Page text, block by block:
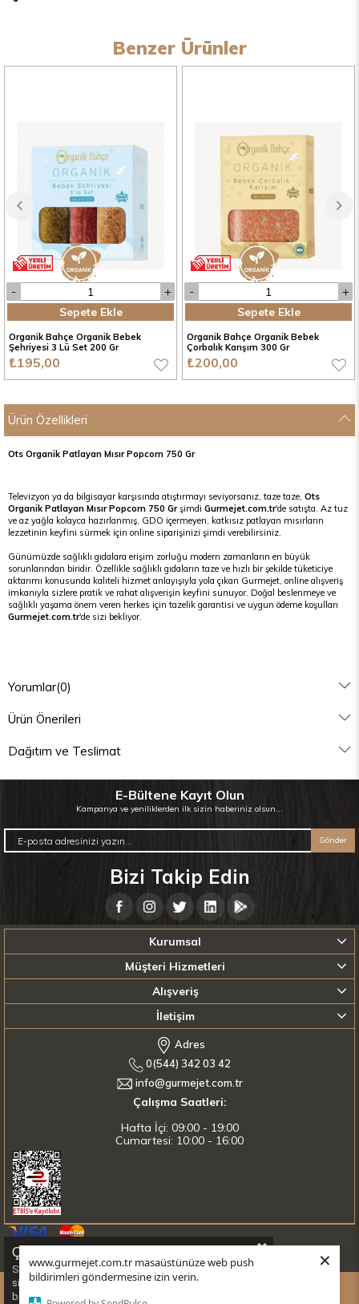
www.gurmejet.com.tr masaüstünüze web push
bildirimleri göndermesine izin verin.
×
Benzer Ürünler
Organik Bahçe Organik Bebek
Şehriyesi 3 Lü Set 200 Gr
₺195,00
Sepete Ekle
Organik Bahçe Organik Bebek
Çorbalık Karışım 300 Gr
₺200,00
Sepete Ekle
Ürün Özellikleri
Ots Organik Patlayan Mısır Popcorn 750 Gr
Televizyon ya da bilgisayar karşısında atıştırmayı seviyorsanız, taze taze, Ots
Organik Patlayan Mısır Popcorn 750 Grşimdi Gurmejet.com.tr'de satışta. Az tuz
ve az yağla kolayca hazırlanmış, GDO içermeyen, katkısız patlayan mısırların
lezzetinin keyfini sürmek için online siparişinizi şimdi verebilirsiniz.
Günümüzde sağlıklı gıdalara erişim zorluğu modern zamanların en büyük
sorunlarından biridir. Özellikle sağlıklı gıdaların taze ve hızlı bir şekilde tüketiciye
aktarımı konusunda kaliteli hizmet anlayışıyla yola çıkan Gurmejet, online alışveriş
imkanıyla sizlere pratik ve rahat alışverişin keyfini sunuyor. Doğal beslenmeye ve
sağlıklı yaşama önem veren herkes için tazelik garantisi ve uygun ödeme koşulları
Gurmejet.com.tr'de sizi bekliyor.
Yorumlar(0)
Ürün Önerileri
Dağıtım ve Teslimat
E-Bültene Kayıt Olun
Kampanya ve yeniliklerden ilk sizin haberiniz olsun...
Gönder
Bizi Takip Edin
Kurumsal
Müşteri Hizmetleri
Alışveriş
İletişim
Adres
0(544) 342 03 42
info@gurmejet.com.tr
Çalışma Saatleri:
Hafta İçi: 09:00 - 19:00
Cumartesi: 10:00 - 16:00
Çerez Kullanımı
Sizlere en iyi alışveriş deneyimini sunabilmek adına
sitemizde çerezler(cookies) kullanmaktayız. Detaylı
bilgi için lütfen
tıklayınız.